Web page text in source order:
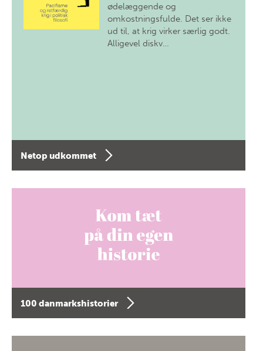
ødelæggende og
omkostningsfulde. Det ser ikke
ud til, at krig virker særlig godt.
Alligevel diskv…
Netop udkommet
100 danmarkshistorier